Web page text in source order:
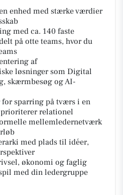
enhed med stærke værdier
med ca. 140 faste
på otte teams, hvor du
af
løsninger som Digital
skærmbesøg og AI-
sparring på tværs i en
relationel
mellemledernetværk
med plads til idéer,
økonomi og faglig
med din ledergruppe